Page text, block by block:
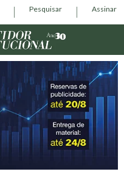
Pesquisar Assinar